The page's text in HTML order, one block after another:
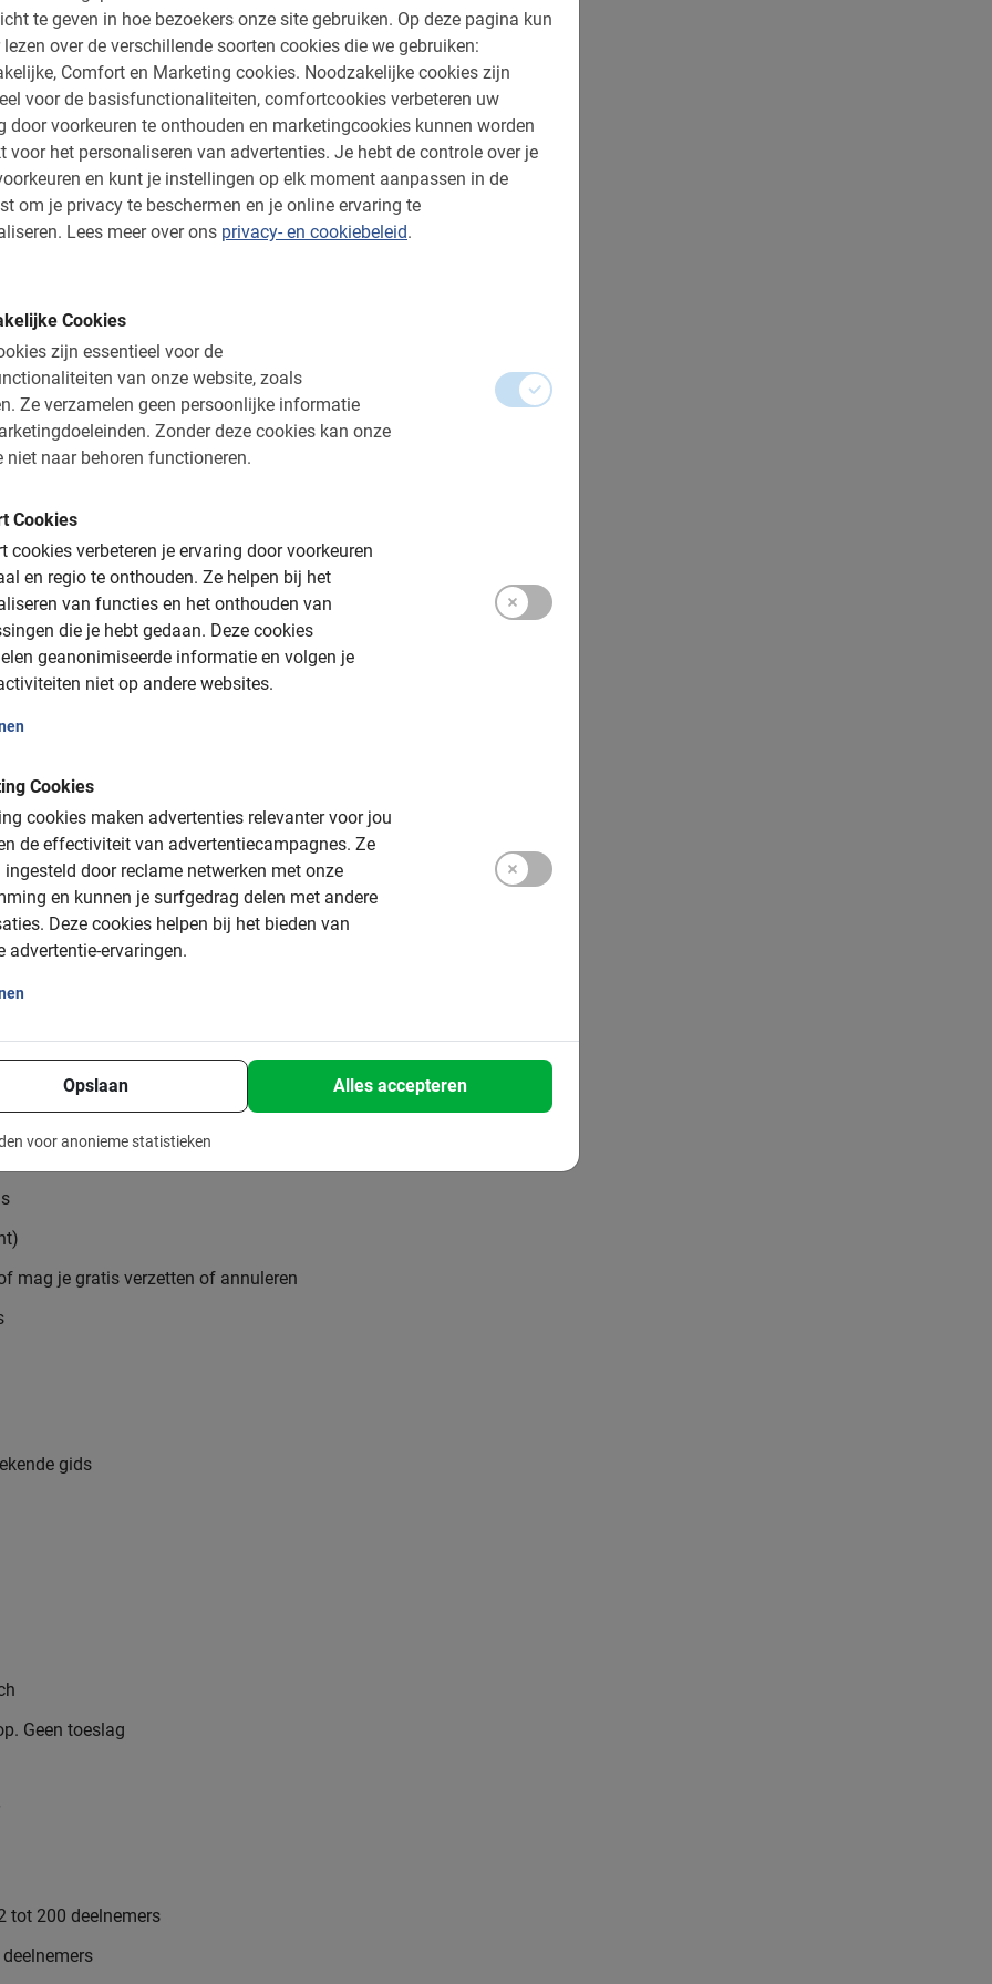
te geven in hoe bezoekers onze site gebruiken. Op deze pagina kun
lezen over de verschillende soorten cookies die we gebruiken:
Comfort en Marketing cookies. Noodzakelijke cookies zijn
voor de basisfunctionaliteiten, comfortcookies verbeteren uw
door voorkeuren te onthouden en marketingcookies kunnen worden
voor het personaliseren van advertenties. Je hebt de controle over je
en kunt je instellingen op elk moment aanpassen in de
om je privacy te beschermen en je online ervaring te
Lees meer over ons privacy- en cookiebeleid.
Cookies
zijn essentieel voor de
van onze website, zoals
Ze verzamelen geen persoonlijke informatie
Zonder deze cookies kan onze
niet naar behoren functioneren.
Cookies
cookies verbeteren je ervaring door voorkeuren
en regio te onthouden. Ze helpen bij het
van functies en het onthouden van
die je hebt gedaan. Deze cookies
geanonimiseerde informatie en volgen je
niet op andere websites.
Cookies
cookies maken advertenties relevanter voor jou
de effectiviteit van advertentiecampagnes. Ze
ingesteld door reclame netwerken met onze
en kunnen je surfgedrag delen met andere
Deze cookies helpen bij het bieden van
advertentie-ervaringen.
Opslaan Alles accepteren
voor anonieme statistieken
Fietstour mee langs de leukste plekjes
over restaurantjes en winkeltjes.
oude gedeelte, maar ook de luxe
net naast de stad. Alle verschillende
bod! Je kan er helemaal je eigen draai aan
het een privé tour is. Nog prettiger.
ook meteen waarom de bestemming zo
highlights, maar ook de rijke
je vakantie, dan heb je nog het meeste
nu
en boek de Ibiza Fietstour voor
doe je veilig en snel via het
direct een bevestiging met alle
Ibiza Fietstour van Baja Bikes!
mag je gratis verzetten of annuleren
gids
Geen toeslag
tot 200 deelnemers